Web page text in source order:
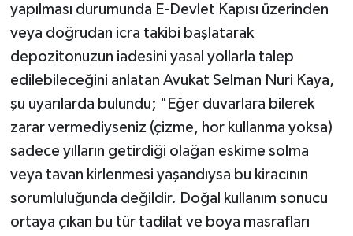
yapılması durumunda E-Devlet Kapısı üzerinden
veya doğrudan icra takibi başlatarak
depozitonuzun iadesini yasal yollarla talep
edilebileceğini anlatan Avukat Selman Nuri Kaya,
şu uyarılarda bulundu; "Eğer duvarlara bilerek
zarar vermediyseniz (çizme, hor kullanma yoksa)
sadece yılların getirdiği olağan eskime solma
veya tavan kirlenmesi yaşandıysa bu kiracının
sorumluluğunda değildir. Doğal kullanım sonucu
ortaya çıkan bu tür tadilat ve boya masrafları